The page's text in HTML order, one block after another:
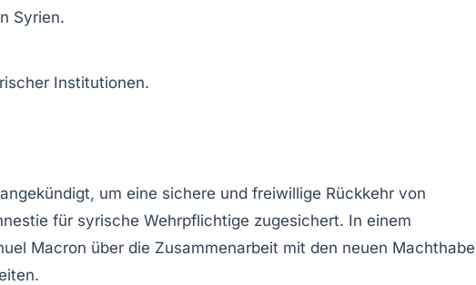
Syrien.
Institutionen.
um eine sichere und freiwillige Rückkehr von
für syrische Wehrpflichtige zugesichert. In einem
Macron über die Zusammenarbeit mit den neuen
.